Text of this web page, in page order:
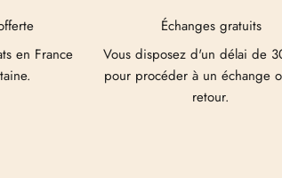
en France
Échanges gratuits
Vous disposez d'un délai de
pour procéder à un échange
retour.